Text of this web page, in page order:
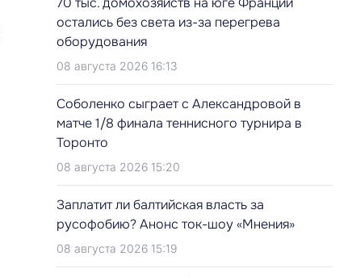
остались без света из-за перегрева
оборудования
08 августа 2026 16:13
Соболенко сыграет с Александровой в
матче 1/8 финала теннисного турнира в
Торонто
08 августа 2026 15:20
Заплатит ли балтийская власть за
русофобию? Анонс ток-шоу «Мнения»
08 августа 2026 15:19